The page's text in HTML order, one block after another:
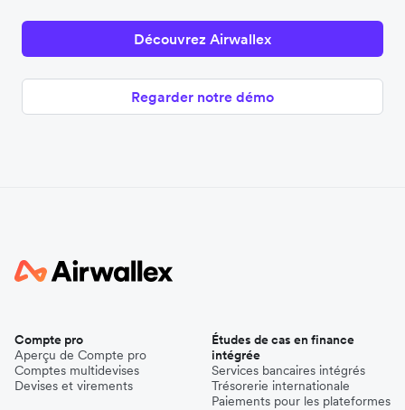
Découvrez Airwallex
Regarder notre démo
Compte pro
Aperçu de Compte pro
Comptes multidevises
Devises et virements
Études de cas en finance
intégrée
Services bancaires intégrés
Trésorerie internationale
Paiements pour les plateformes